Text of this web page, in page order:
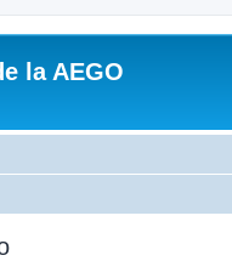
la AEGO